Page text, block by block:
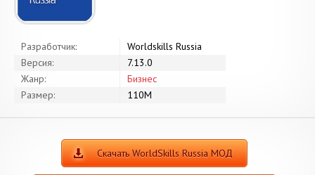
Разработчик:
Worldskills Russia
Версия:
7.13.0
Жанр:
Бизнес
Размер:
110M
Скачать WorldSkills Russia МОД